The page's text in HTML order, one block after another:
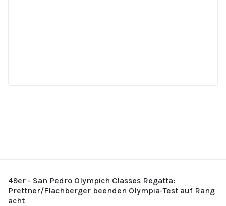
49er - San Pedro Olympich Classes Regatta:
Prettner/Flachberger beenden Olympia-Test auf Rang
acht